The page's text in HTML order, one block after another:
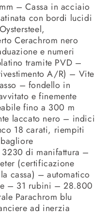
– Cassa in acciaio
con bordi lucidi
Cerachrom nero
e numeri
tramite PVD –
A/R) – Vite
– fondello in
e finemente
fino a 300 m
laccato nero – indici
18 carati, riempiti
di manifattura –
(certificazione
cassa) – automatico
– 31 rubini – 28.800
Parachrom blu
ad inerzia